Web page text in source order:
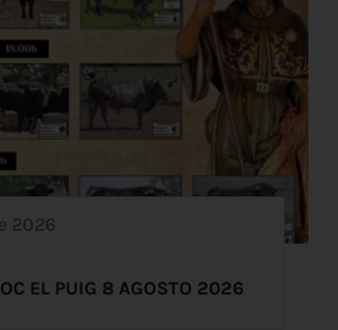
2026
EL PUIG 8 AGOSTO 2026